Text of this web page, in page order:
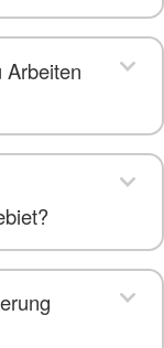
Arbeiten